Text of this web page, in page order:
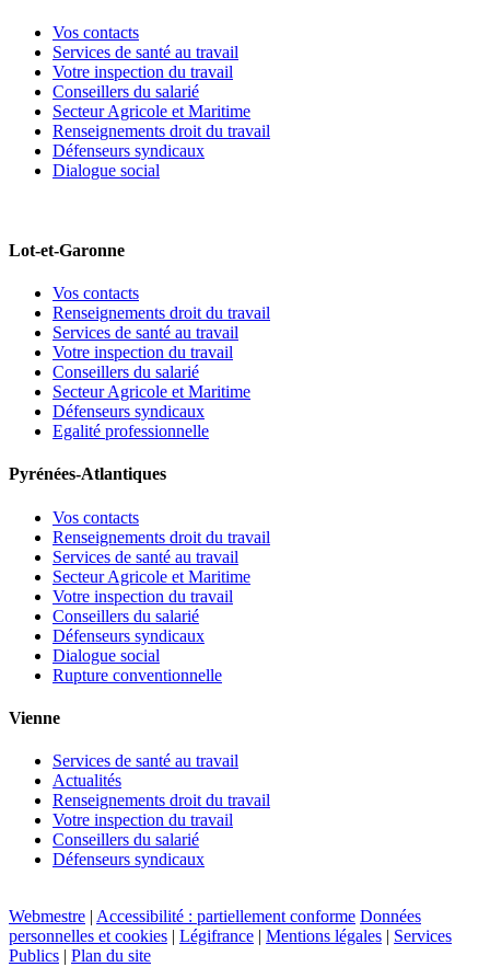
Vos contacts
Services de santé au travail
Votre inspection du travail
Conseillers du salarié
Secteur Agricole et Maritime
Renseignements droit du travail
Défenseurs syndicaux
Dialogue social
Lot-et-Garonne
Vos contacts
Renseignements droit du travail
Services de santé au travail
Votre inspection du travail
Conseillers du salarié
Secteur Agricole et Maritime
Défenseurs syndicaux
Egalité professionnelle
Pyrénées-Atlantiques
Vos contacts
Renseignements droit du travail
Services de santé au travail
Secteur Agricole et Maritime
Votre inspection du travail
Conseillers du salarié
Défenseurs syndicaux
Dialogue social
Rupture conventionnelle
Vienne
Services de santé au travail
Actualités
Renseignements droit du travail
Votre inspection du travail
Conseillers du salarié
Défenseurs syndicaux
Webmestre | Accessibilité : partiellement conforme Données
personnelles et cookies | Légifrance | Mentions légales | Services
Publics | Plan du site